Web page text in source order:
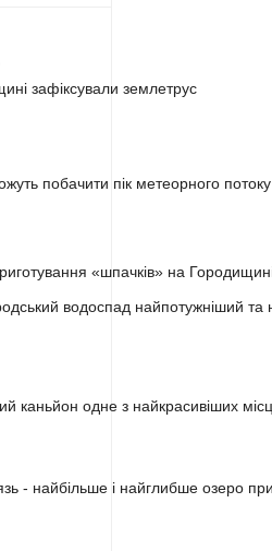
зафіксували землетрус
побачити пік метеорного
«шпачків» на
водоспад найпотужніший та
каньйон одне з найкрасивіших
- найбільше і найглибше озеро